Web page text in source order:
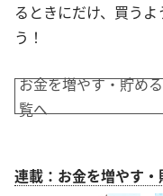
るときにだけ、買う
う！
お金を増やす・貯め
覧へ
連載：お金を増やす